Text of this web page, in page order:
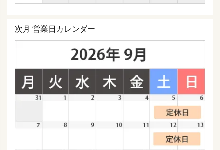
次月 営業日カレンダー